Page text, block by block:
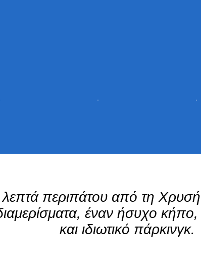
περιπάτου από τη Χρυσή
έναν ήσυχο
και ιδιωτικό πάρκινγκ.